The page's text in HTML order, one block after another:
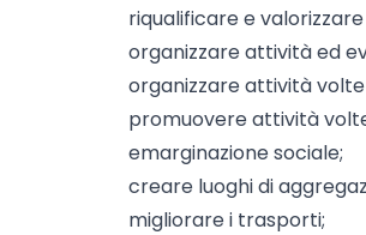
riqualificare e
organizzare attività ed
organizzare attività
promuovere attività
emarginazione sociale;
creare luoghi di
migliorare i trasporti;